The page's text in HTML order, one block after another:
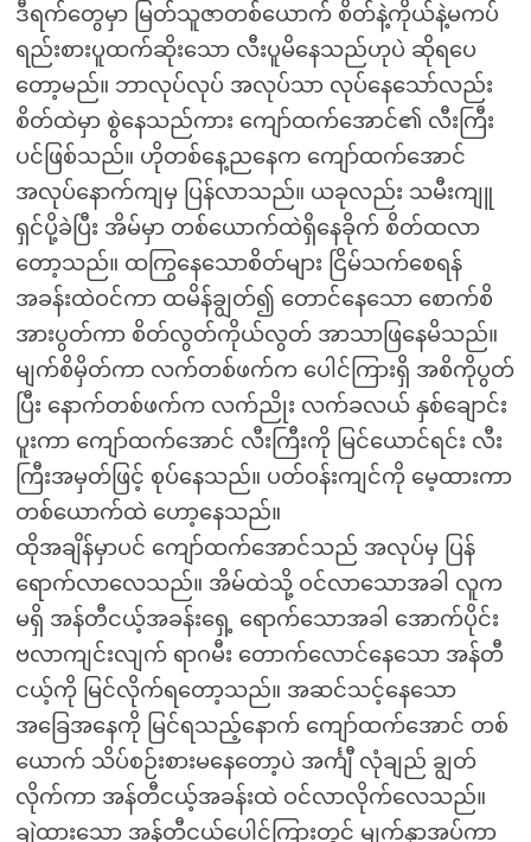
ဒီရက်တွေမှာ မြတ်သူဇာတစ်ယောက် စိတ်နဲ့ကိုယ်နဲ့မကပ်
ရည်းစားပူထက်ဆိုးသော လီးပူမိနေသည်ဟုပဲ ဆိုရပေ
တော့မည်။ ဘာလုပ်လုပ် အလုပ်သာ လုပ်နေသော်လည်း
စိတ်ထဲမှာ စွဲနေသည်ကား ကျော်ထက်အောင်၏ လီးကြီး
ပင်ဖြစ်သည်။ ဟိုတစ်နေ့ညနေက ကျော်ထက်အောင်
အလုပ်နောက်ကျမှ ပြန်လာသည်။ ယခုလည်း သမီးကျူ
ရှင်ပို့ခဲပြီး အိမ်မှာ တစ်ယောက်ထဲရှိနေခိုက် စိတ်ထလာ
တော့သည်။ ထကြွနေသောစိတ်များ ငြိမ်သက်စေရန်
အခန်းထဲဝင်ကာ ထမိန်ချွတ်၍ တောင်နေသော စောက်စိ
အားပွတ်ကာ စိတ်လွတ်ကိုယ်လွတ် အာသာဖြနေမိသည်။
မျက်စိမှိတ်ကာ လက်တစ်ဖက်က ပေါင်ကြားရှိ အစိကိုပွတ်
ပြီး နောက်တစ်ဖက်က လက်ညိုး လက်ခလယ် နှစ်ချောင်း
ပူးကာ ကျော်ထက်အောင် လီးကြီးကို မြင်ယောင်ရင်း လီး
ကြီးအမှတ်ဖြင့် စုပ်နေသည်။ ပတ်ဝန်းကျင်ကို မေ့ထားကာ
တစ်ယောက်ထဲ ဟော့နေသည်။
ထိုအချိန်မှာပင် ကျော်ထက်အောင်သည် အလုပ်မှ ပြန်
ရောက်လာလေသည်။ အိမ်ထဲသို့ ဝင်လာသောအခါ လူက
မရှိ အန်တီငယ့်အခန်းရှေ့ ရောက်သောအခါ အောက်ပိုင်း
ဗလာကျင်းလျက် ရာဂမီး တောက်လောင်နေသော အန်တီ
ငယ့်ကို မြင်လိုက်ရတော့သည်။ အဆင်သင့်နေသော
အခြေအနေကို မြင်ရသည့်နောက် ကျော်ထက်အောင် တစ်
ယောက် သိပ်စဉ်းစားမနေတော့ပဲ အင်္ကျီ လုံချည် ချွတ်
လိုက်ကာ အန်တီငယ့်အခန်းထဲ ဝင်လာလိုက်လေသည်။
ချဲထားသော အန်တီငယ့်ပေါင်ကြားတွင် မျက်နှာအပ်ကာ